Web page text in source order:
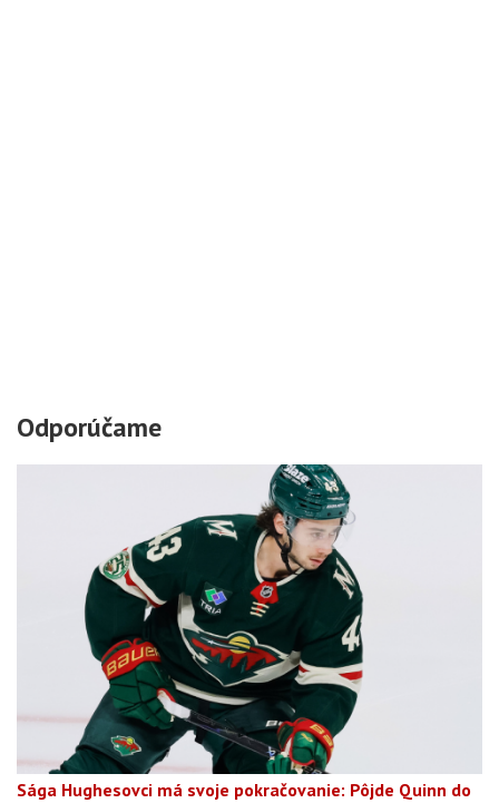
Odporúčame
Sága Hughesovci má svoje pokračovanie: Pôjde Quinn do